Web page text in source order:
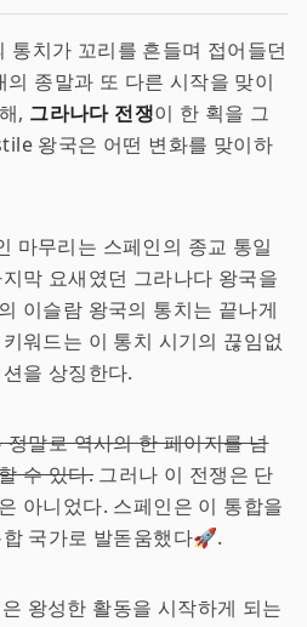
통치가 꼬리를 흔들며 접어들던
종말과 또 다른 시작을 맞이
, 그라나다 전쟁이 한 획을 그
왕국은 어떤 변화를 맞이하
마무리는 스페인의 종교 통일
막 요새였던 그라나다 왕국을
이슬람 왕국의 통치는 끝나게
워드는 이 통치 시기의 끊임없
을 상징한다.
말로 역사의 한 페이지를 넘
수 있다. 그러나 이 전쟁은 단
아니었다. 스페인은 이 통합을
국가로 발돋움했다🚀.
왕성한 활동을 시작하게 되는